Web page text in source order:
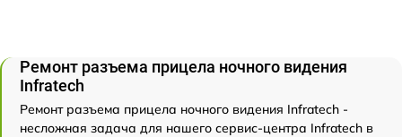
Ремонт разъема прицела ночного видения
Infratech
Ремонт разъема прицела ночного видения Infratech -
несложная задача для нашего сервис-центра Infratech в